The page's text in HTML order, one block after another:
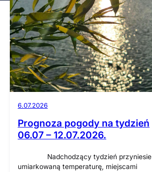
6.07.2026
Prognoza pogody na tydzień
06.07 – 12.07.2026.
Nadchodzący tydzień przyniesie
umiarkowaną temperaturę, miejscami